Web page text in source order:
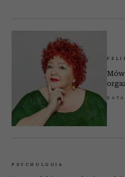
PSYCHOLOGIA